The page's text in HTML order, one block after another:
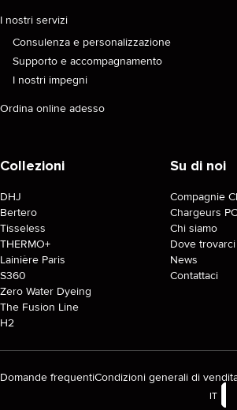
I nostri servizi
Consulenza e personalizzazione
Supporto e accompagnamento
I nostri impegni
Ordina online adesso
Collezioni
DHJ
Bertero
Tisseless
THERMO+
Lainière Paris
S360
Zero Water Dyeing
The Fusion Line
H2
Su di noi
Compagnie
Chargeurs
Chi siamo
Dove trovarci
News
Contattaci
Domande frequentiCondizioni generali di
IT